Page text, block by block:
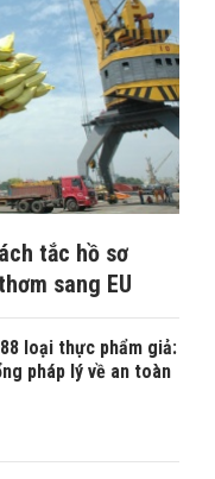
tắc hồ sơ
sang EU
loại thực phẩm giả:
pháp lý về an toàn